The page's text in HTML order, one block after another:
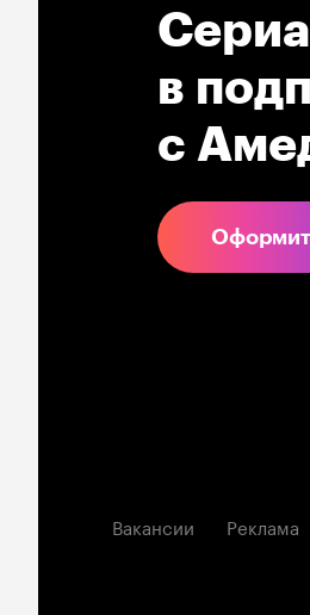
в
с
Вакансии Реклама